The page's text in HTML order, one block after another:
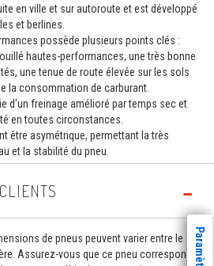
en ville et sur autoroute et est développé
et berlines.
possède plusieurs points clés :
hautes-performances, une très bonne
une tenue de route élevée sur les sols
la consommation de carburant.
d'un freinage amélioré par temps sec et
en toutes circonstances.
être asymétrique, permettant la très
et la stabilité du pneu.
de pneus peuvent varier entre le
Assurez-vous que ce pneu correspond